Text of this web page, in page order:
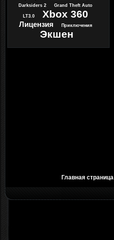
Darksiders 2
Grand Theft Auto
LT3.0 Xbox 360
Лицензия Приключения
Экшен
Главная страница